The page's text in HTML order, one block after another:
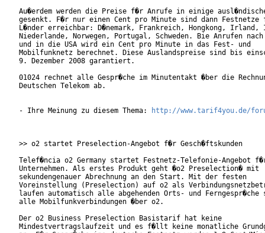
Au�erdem werden die Preise f�r Anrufe in einige
gesenkt. F�r nur einen Cent pro Minute sind dann Festnetze
L�nder erreichbar: D�nemark, Frankreich, Hongkong,
Niederlande, Norwegen, Portugal, Schweden. Bie Anrufen nach
und in die USA wird ein Cent pro Minute in das Fest- und
Mobilfunknetz berechnet. Diese Auslandspreise sind bis
9. Dezember 2008 garantiert.
01024 rechnet alle Gespr�che im Minutentakt �ber die
Deutschen Telekom ab.
- Ihre Meinung zu diesem Thema: http://www.tarif4you.de/
>> o2 startet Preselection-Angebot f�r Gesch�ftskunden
Telef�ncia o2 Germany startet Festnetz-Telefonie-Angebot
Unternehmen. Als erstes Produkt geht �o2 Preselection� mit
sekundengenauer Abrechnung an den Start. Mit der festen
Voreinstellung (Preselection) auf o2 als
laufen automatisch alle abgehenden Orts- und Ferngespr�che
alle Mobilfunkverbindungen �ber o2.
Der o2 Business Preselection Basistarif hat keine
Mindestvertragslaufzeit und es f�llt keine monatliche